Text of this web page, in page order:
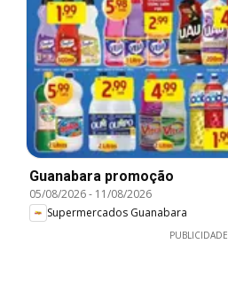
Guanabara promoção
05/08/2026- 11/08/2026
Supermercados Guanabara
PUBLICIDADE